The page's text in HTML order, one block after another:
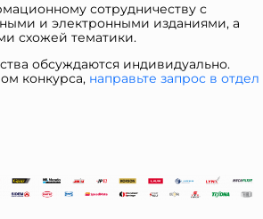
сотрудничеству с
и электронными изданиями, а
схожей тематики.
обсуждаются индивидуально.
конкурса, направьте запрос в отдел